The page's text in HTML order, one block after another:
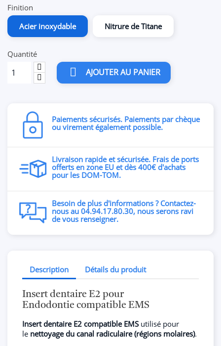
Finition
Acier inoxydable
Nitrure de Titane
Quantité
 AJOUTER AU PANIER
Paiements sécurisés. Paiements par chèque
ou virement également possible.
Livraison rapide et sécurisée. Frais de ports
offerts en zone EU et dès 400€ d'achats
pour les DOM-TOM.
Besoin de plus d'informations ? Contactez-
nous au 04.94.17.80.30, nous serons ravi
de vous renseigner.
Description Détails du produit
Insert dentaire E2 pour
Endodontie compatible EMS
Insert dentaire E2 compatible EMS utilisé pour
le nettoyage du canal radiculaire (régions molaires).